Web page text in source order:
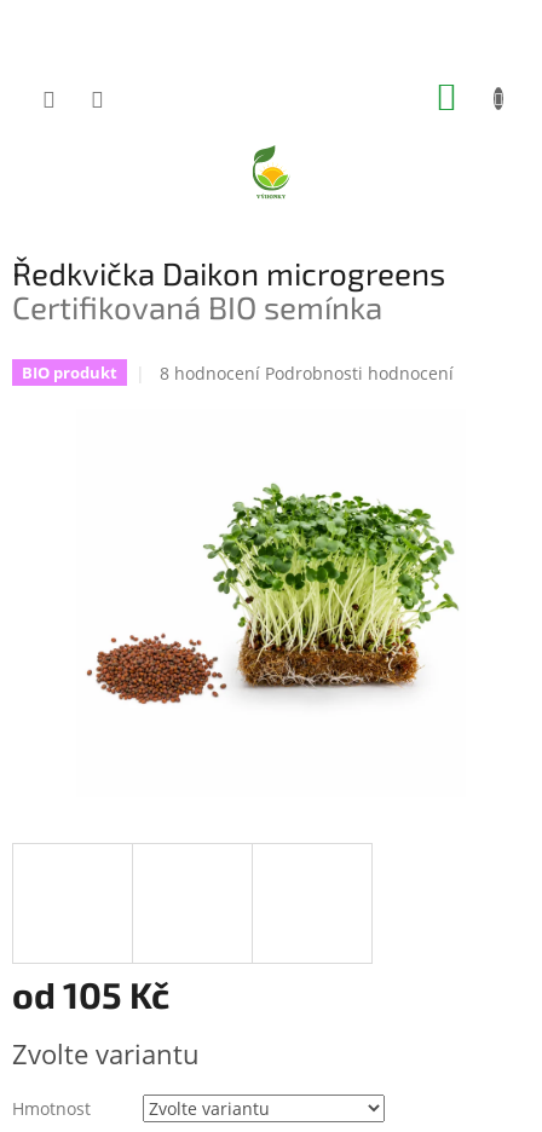
Ředkvička Daikon microgreens
Certifikovaná BIO semínka
BIO produkt
Průměrné
hvězdiček.
8 hodnocení Podrobnosti hodnocení
od 105 Kč
cena:
Zvolte variantu
Hmotnost